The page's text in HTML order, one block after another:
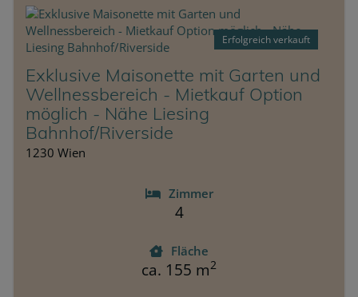
Erfolgreich verkauft
Exklusive Maisonette mit Garten und
Wellnessbereich - Mietkauf Option
möglich - Nähe Liesing
Bahnhof/Riverside
1230 Wien
Zimmer
4
Fläche
ca. 155 m2